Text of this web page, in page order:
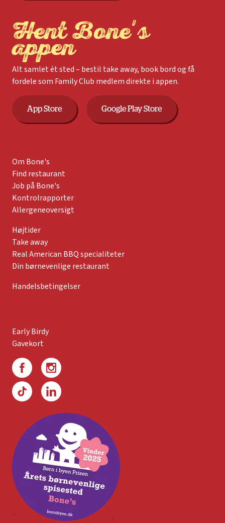
Early Birdy
Gavekort
Om Bone's
Find restaurant
Job på Bone's
Kontrolrapporter
Allergeneoversigt
Højtider
Take away
Real American BBQ specialiteter
Din børnevenlige restaurant
Handelsbetingelser
Hent Bone's
appen
Alt samlet ét sted – bestil take away, book bord og få
fordele som Family Club medlem direkte i appen.
App Store Google Play Store